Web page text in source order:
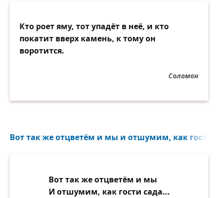
Кто роет яму, тот упадёт в неё, и кто
покатит вверх камень, к тому он
воротится.
Соломон
Вот так же отцветём и мы и отшумим, как гости
Вот так же отцветём и мы
И отшумим, как гости сада...